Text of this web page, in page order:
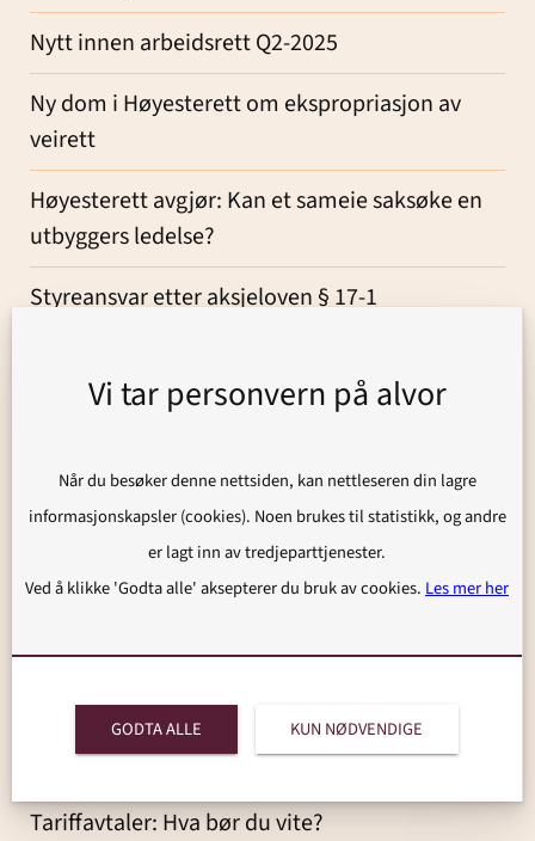
Nytt innen arbeidsrett Q2-2025
Ny dom i Høyesterett om ekspropriasjon av
veirett
Høyesterett avgjør: Kan et sameie saksøke en
utbyggers ledelse?
Styreansvar etter aksjeloven § 17-1
Angrerett ved oppsigelse?
Tariffrettslige etterbetalingskrav og deres
bortfall
Vi gratulerer Fredrik og Magnus
2024
Hvordan håndtere en nedbemanning – en
praktisk veiledning for arbeidsgivere
Tariffavtaler: Hva bør du vite?
Vi tar personvern på alvor
Når du besøker denne nettsiden, kan nettleseren din lagre
informasjonskapsler (cookies). Noen brukes til statistikk, og andre
er lagt inn av tredjeparttjenester.
Ved å klikke 'Godta alle' aksepterer du bruk av cookies. Les mer her
GODTA ALLE KUN NØDVENDIGE